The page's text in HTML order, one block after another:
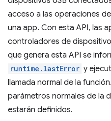
acceso a las operaciones
una app. Con esta API, las
controladores de
que genera esta API se
runtime.lastError y
llamada normal de la
parámetros normales de la
estarán definidos.